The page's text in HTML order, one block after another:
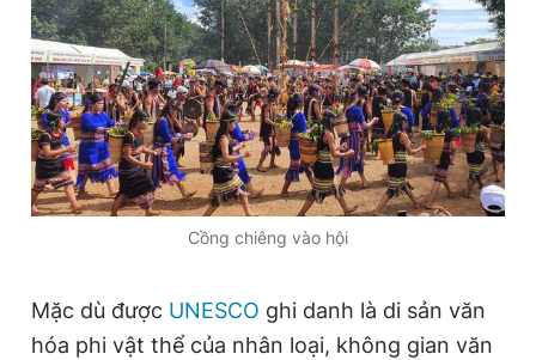
Cồng chiêng vào hội
Mặc dù được UNESCO ghi danh là di sản văn
hóa phi vật thể của nhân loại, không gian văn